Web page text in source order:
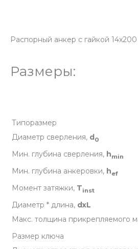
Распорный анкер с гайкой
Размеры:
Типоразмер
Диаметр сверления, d0
Мин. глубина сверления, hmin
Мин. глубина анкеровки, hef
Момент затяжки, Tinst
Диаметр * длина, dxL
Макс. толщина прикрепляемого
Размер ключа